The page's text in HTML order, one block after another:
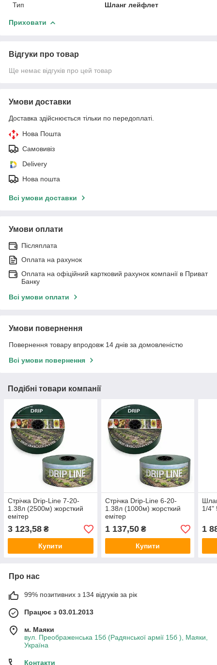
Тип
Шланг лейфлет
Приховати
Відгуки про товар
Ще немає відгуків про цей товар
Умови доставки
Доставка здійснюється тільки по передоплаті.
Нова Пошта
Самовивіз
Delivery
Нова пошта
Всі умови доставки
Умови оплати
Післяплата
Оплата на рахунок
Оплата на офіційний картковий рахунок компанії в Приват
Банку
Всі умови оплати
Умови повернення
Повернення товару впродовж 14 днів за домовленістю
Всі умови повернення
Подібні товари компанії
Стрічка Drip-Line 7-20-
1.38л (2500м) жорсткий
емітер
3 123,58 ₴
Купити
Стрічка Drip-Line 6-20-
1.38л (1000м) жорсткий
емітер
1 137,50₴
Купити
1/4"
1
Про нас
99% позитивних з 134 відгуків за рік
Працює з 03.01.2013
м. Маяки
вул. Преображенська 15б (Радянської армії 15б ), Маяки,
Україна
Контакти